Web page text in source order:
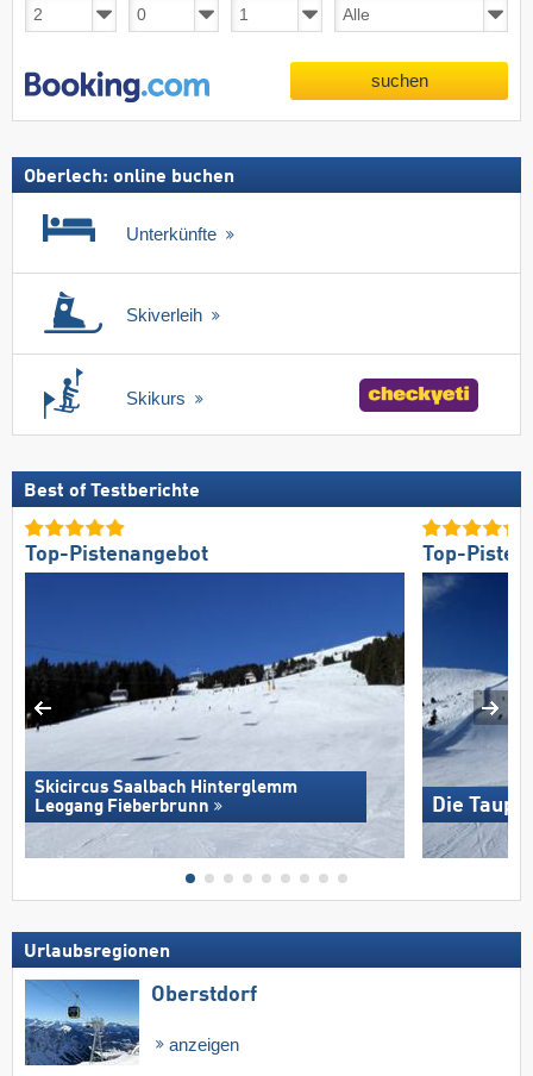
suchen
Oberlech: online buchen
Unterkünfte
Skiverleih
Skikurs
Best of Testberichte
Top-Pistenangebot
Skicircus Saalbach Hinterglemm
Leogang Fieberbrunn
Top-
Die
Urlaubsregionen
Oberstdorf
anzeigen